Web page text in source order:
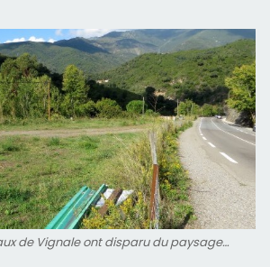
de Vignale ont disparu du paysage…